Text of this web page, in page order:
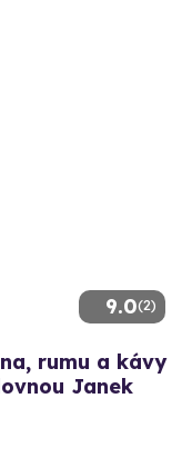
9.0(2)
rumu a kávy
Janek